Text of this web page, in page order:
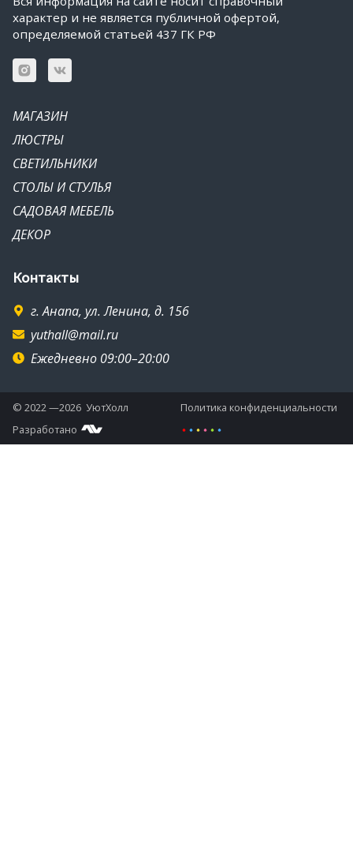
характер и не является публичной офертой,
определяемой статьей 437 ГК РФ
МАГАЗИН
ЛЮСТРЫ
СВЕТИЛЬНИКИ
СТОЛЫ И СТУЛЬЯ
САДОВАЯ МЕБЕЛЬ
ДЕКОР
Контакты
г. Анапа, ул. Ленина, д. 156
yuthall@mail.ru
Ежедневно 09:00–20:00
© 2022 —2026 УютХолл
Политика конфиденциальности
Разработано